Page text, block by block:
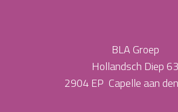
BLA Groep
Hollandsch Diep 63
2904 EP Capelle aan